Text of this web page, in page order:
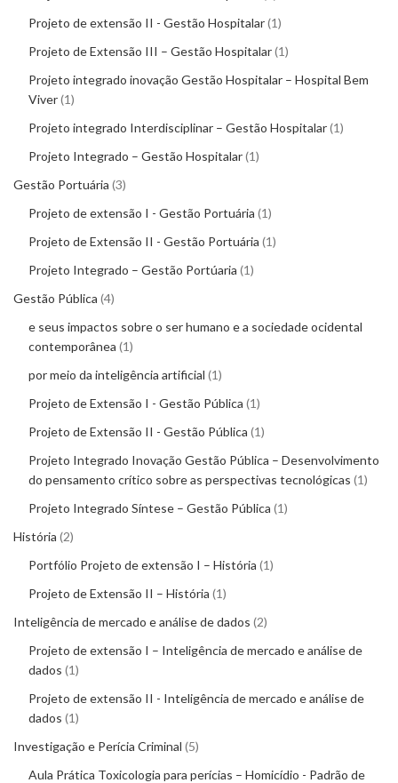
Projeto de extensão II - Gestão Hospitalar 1
Projeto de Extensão III – Gestão Hospitalar 1
Projeto integrado inovação Gestão Hospitalar – Hospital Bem
Viver 1
Projeto integrado Interdisciplinar – Gestão Hospitalar 1
Projeto Integrado – Gestão Hospitalar 1
Gestão Portuária 3
Projeto de extensão I - Gestão Portuária 1
Projeto de Extensão II - Gestão Portuária 1
Projeto Integrado – Gestão Portúaria 1
Gestão Pública 4
e seus impactos sobre o ser humano e a sociedade ocidental
contemporânea 1
por meio da inteligência artificial 1
Projeto de Extensão I - Gestão Pública 1
Projeto de Extensão II - Gestão Pública 1
Projeto Integrado Inovação Gestão Pública – Desenvolvimento
do pensamento crítico sobre as perspectivas tecnológicas 1
Projeto Integrado Síntese – Gestão Pública 1
História 2
Portfólio Projeto de extensão I – História 1
Projeto de Extensão II – História 1
Inteligência de mercado e análise de dados 2
Projeto de extensão I – Inteligência de mercado e análise de
dados 1
Projeto de extensão II - Inteligência de mercado e análise de
dados 1
Investigação e Perícia Criminal 5
Aula Prática Toxicologia para perícias – Homicídio - Padrão de